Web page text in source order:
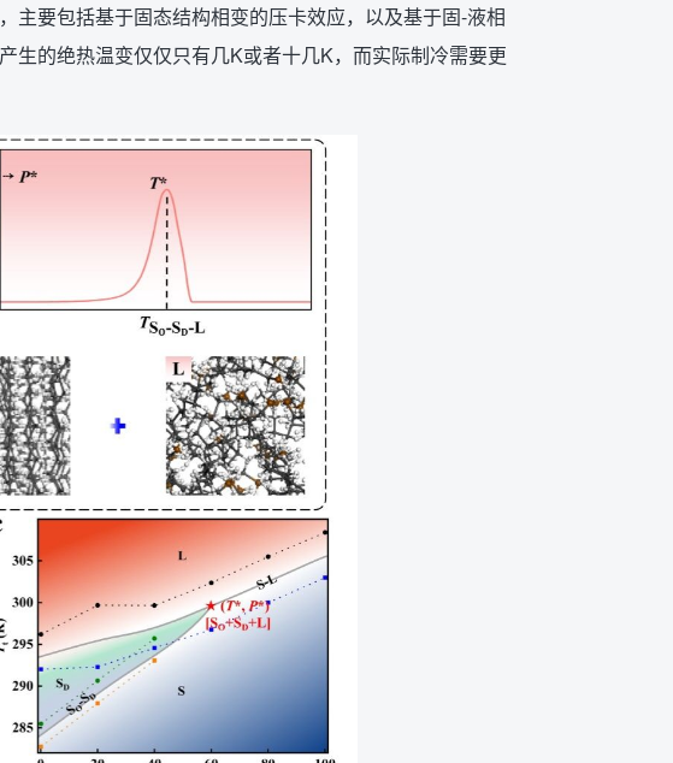
主要包括基于固态结构相变的压卡效应，以及基于固-液相
生的绝热温变仅仅只有几K或者十几K，而实际制冷需要更